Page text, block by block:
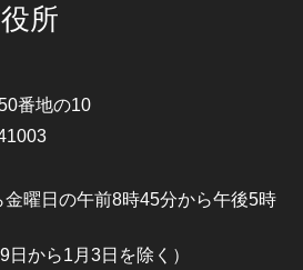
所
番地の10
曜日の午前8時45分から午後5時
日から1月3日を除く）